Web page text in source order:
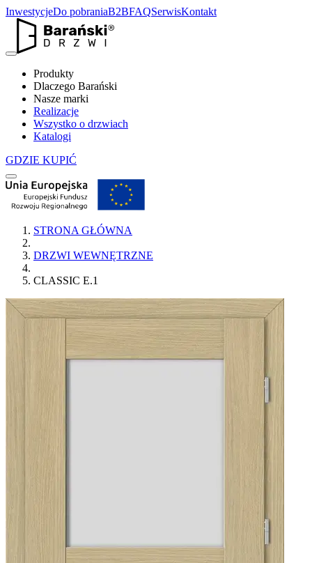
InwestycjeDo pobraniaB2BFAQSerwisKontakt
Produkty
Dlaczego Barański
Nasze marki
Realizacje
Wszystko o drzwiach
Katalogi
GDZIE KUPIĆ
STRONA GŁÓWNA
DRZWI WEWNĘTRZNE
CLASSIC E.1